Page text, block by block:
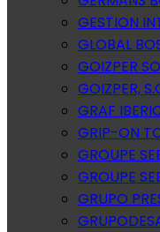
GESTION
GLOBAL
GOIZPER
GOIZPER,
GRAF
GRIP-ON
GROUPE
GROUPE
GRUPO